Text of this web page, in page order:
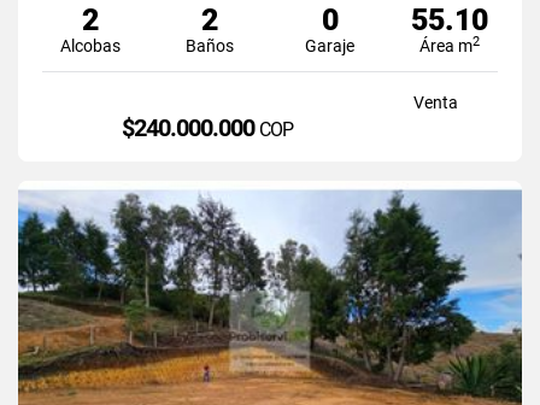
2
Alcobas
2
Baños
0
Garaje
55.10
Área m2
Venta
$240.000.000 COP